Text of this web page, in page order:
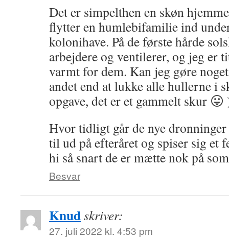
Det er simpelthen en skøn
flytter en humlebifamilie ind
kolonihave. På de første hårde
arbejdere og ventilerer, og jeg er
varmt for dem. Kan jeg gøre
andet end at lukke alle hullerne i
opgave, det er et gammelt skur 😛
Hvor tidligt går de nye
til ud på efteråret og spiser sig et
hi så snart de er mætte nok på
Besvar
Knudskriver:
27. juli 2022 kl. 4:53 pm